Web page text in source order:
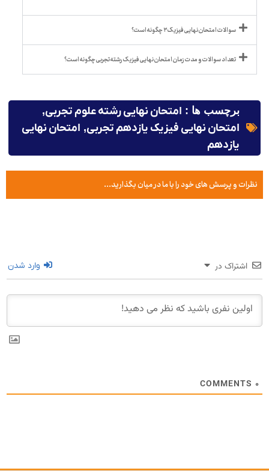
سوالات امتحان نهایی فیزیک ۳ چگونه است؟
تعداد سوالات و مدت زمان امتحان نهایی فیزیک رشته تجربی چگونه است؟
برچسب ها : امتحان نهایی رشته علوم تجربی,
امتحان نهایی فیزیک یازدهم تجربی, امتحان نهایی
یازدهم
نظرات و پرسش های خود را با ما در میان بگذارید...
اشتراک در وارد شدن
۰